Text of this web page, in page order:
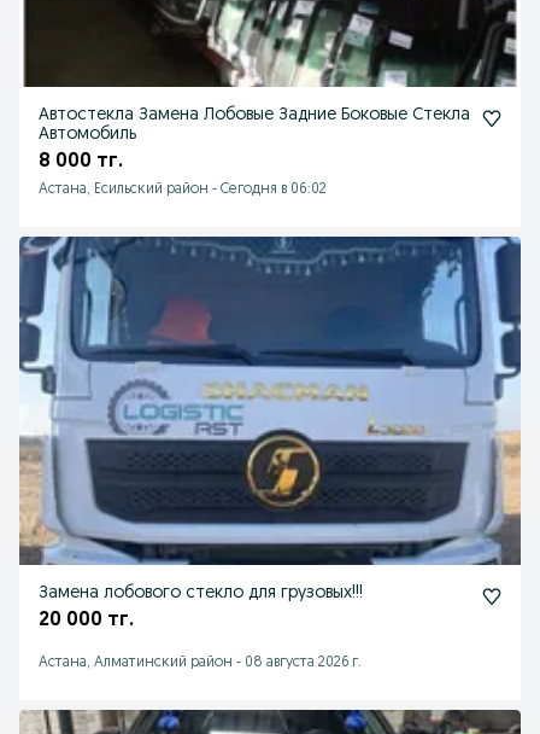
Автостекла Замена Лобовые Задние Боковые Стекла
Автомобиль
8 000 тг.
Астана, Есильский район - Сегодня в 06:02
Замена лобового стекло для грузовых!!!
20 000 тг.
Астана, Алматинский район - 08 августа 2026 г.